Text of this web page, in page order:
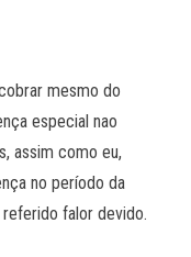
mesmo do
especial nao
assim como eu,
no período da
falor devido.